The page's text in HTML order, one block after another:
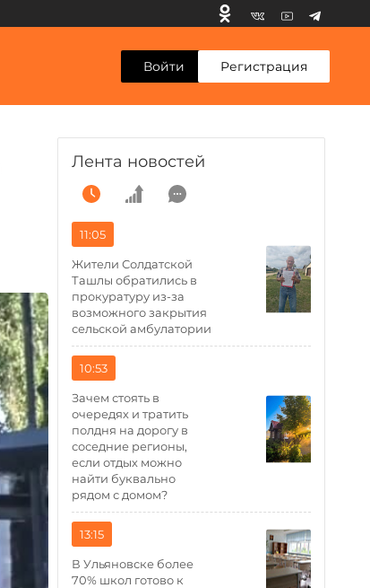
Войти Регистрация
Лента новостей
11:05
Жители Солдатской
Ташлы обратились в
прокуратуру из-за
возможного закрытия
сельской амбулатории
10:53
Зачем стоять в
очередях и тратить
полдня на дорогу в
соседние регионы,
если отдых можно
найти буквально
рядом с домом?
13:15
В Ульяновске более
70% школ готово к